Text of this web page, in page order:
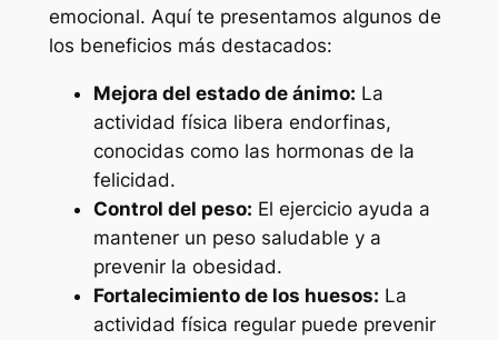
emocional. Aquí te presentamos algunos de
los beneficios más destacados:
Mejora del estado de ánimo: La
actividad física libera endorfinas,
conocidas como las hormonas de la
felicidad.
Control del peso: El ejercicio ayuda a
mantener un peso saludable y a
prevenir la obesidad.
Fortalecimiento de los huesos: La
actividad física regular puede prevenir